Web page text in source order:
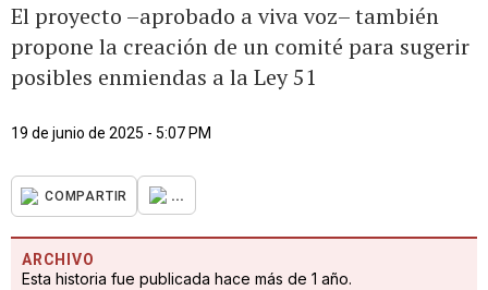
El proyecto –aprobado a viva voz– también
propone la creación de un comité para sugerir
posibles enmiendas a la Ley 51
19 de junio de 2025 - 5:07 PM
COMPARTIR ...
ARCHIVO
Esta historia fue publicada hace más de 1 año.